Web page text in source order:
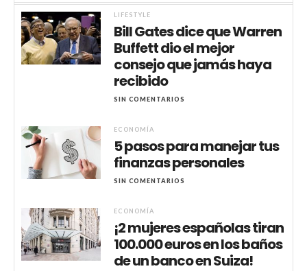
LIFESTYLE
Bill Gates dice que Warren
Buffett dio el mejor
consejo que jamás haya
recibido
SIN COMENTARIOS
ECONOMÍA
5 pasos para manejar tus
finanzas personales
SIN COMENTARIOS
ECONOMÍA
¡2 mujeres españolas tiran
100.000 euros en los baños
de un banco en Suiza!